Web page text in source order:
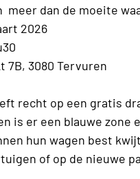
dan de moeite
2026
7B, 3080 Tervuren
recht op een gratis
is er een blauwe zone
hun wagen best
of op de nieuwe